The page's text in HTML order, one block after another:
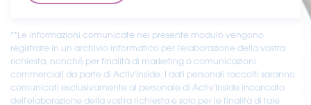
– La vitamina C aumenta l’assorbimento del ferro.
BAMBINI
– La vitamina D è necessaria per la normale crescita
e lo sviluppo delle ossa nei bambini.
– La vitamina D contribuisce alla normale funzione
**Le informazioni comunicate nel presente modulo vengono
registrate in un archivio informatico per l'elaborazione della vostra
richiesta, nonché per finalità di marketing o comunicazioni
commerciali da parte di Activ'Inside. I dati personali raccolti saranno
comunicati esclusivamente al personale di Activ'Inside incaricato
dell'elaborazione della vostra richiesta e solo per le finalità di tale